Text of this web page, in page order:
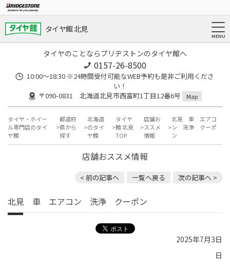
タイヤ館 北見
タイヤのことならブリヂストンのタイヤ館へ
0157-26-8500
10:00～18:30 ※24時間受付可能なWEB予約も是非ご利用くださ
い！
〒090-0831 北海道北見市西富町1丁目12番6号
Map
タイヤ・ホイー
ル専門店のタイ
ヤ館
都道府
県から
探す
北海道
のタイ
ヤ館
タイヤ
館 北見
TOP
店舗お
ススメ
情報
北見 車 エアコ
ン 洗浄 クーポ
ン
店舗おススメ情報
< 前の記事へ 一覧へ戻る 次の記事へ >
北見 車 エアコン 洗浄 クーポン
2025年7月3日
日